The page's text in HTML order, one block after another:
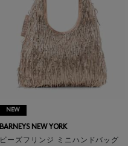
NEW
BARNEYS NEW YORK
ビーズフリンジ ミニハンドバッグ